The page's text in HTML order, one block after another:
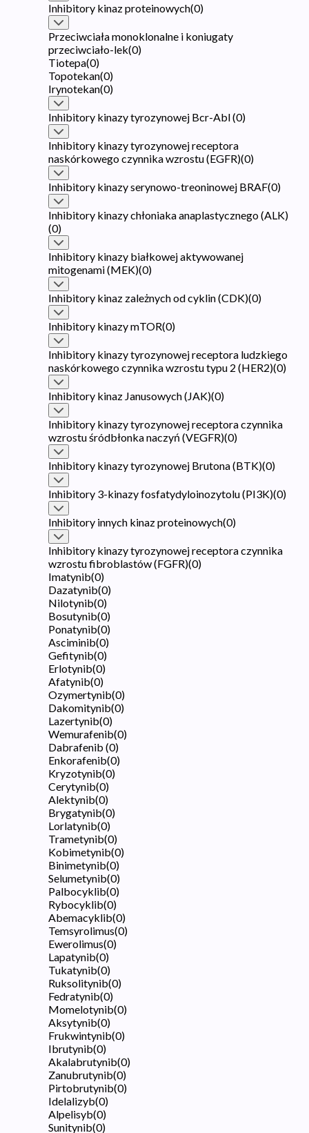
Inhibitory kinaz proteinowych(0)
Przeciwciała monoklonalne i koniugaty
przeciwciało-lek(0)
Tiotepa(0)
Topotekan(0)
Irynotekan(0)
Inhibitory kinazy tyrozynowej Bcr-Abl(0)
Inhibitory kinazy tyrozynowej receptora
naskórkowego czynnika wzrostu (EGFR)(0)
Inhibitory kinazy serynowo-treoninowej BRAF(0)
Inhibitory kinazy chłoniaka anaplastycznego (ALK)
(0)
Inhibitory kinazy białkowej aktywowanej
mitogenami (MEK)(0)
Inhibitory kinaz zależnych od cyklin (CDK)(0)
Inhibitory kinazy mTOR(0)
Inhibitory kinazy tyrozynowej receptora ludzkiego
naskórkowego czynnika wzrostu typu 2 (HER2)(0)
Inhibitory kinaz Janusowych (JAK)(0)
Inhibitory kinazy tyrozynowej receptora czynnika
wzrostu śródbłonka naczyń (VEGFR)(0)
Inhibitory kinazy tyrozynowej Brutona (BTK)(0)
Inhibitory 3-kinazy fosfatydyloinozytolu (PI3K)(0)
Inhibitory innych kinaz proteinowych(0)
Inhibitory kinazy tyrozynowej receptora czynnika
wzrostu fibroblastów (FGFR)(0)
Imatynib(0)
Dazatynib(0)
Nilotynib(0)
Bosutynib(0)
Ponatynib(0)
Asciminib(0)
Gefitynib(0)
Erlotynib(0)
Afatynib(0)
Ozymertynib(0)
Dakomitynib(0)
Lazertynib(0)
Wemurafenib(0)
Dabrafenib (0)
Enkorafenib(0)
Kryzotynib(0)
Cerytynib(0)
Alektynib(0)
Brygatynib(0)
Lorlatynib(0)
Trametynib(0)
Kobimetynib(0)
Binimetynib(0)
Selumetynib(0)
Palbocyklib(0)
Rybocyklib(0)
Abemacyklib(0)
Temsyrolimus(0)
Ewerolimus(0)
Lapatynib(0)
Tukatynib(0)
Ruksolitynib(0)
Fedratynib(0)
Momelotynib(0)
Aksytynib(0)
Frukwintynib(0)
Ibrutynib(0)
Akalabrutynib(0)
Zanubrutynib(0)
Pirtobrutynib(0)
Idelalizyb(0)
Alpelisyb(0)
Sunitynib(0)